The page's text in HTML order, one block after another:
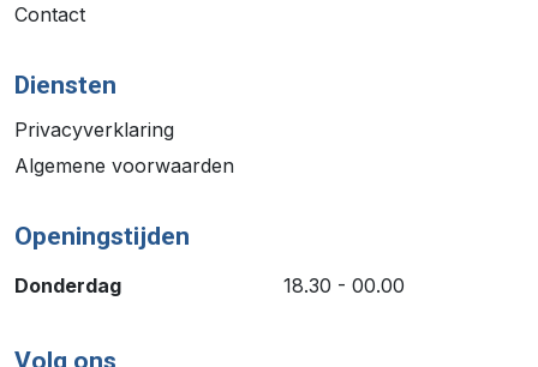
Contact
Diensten
Privacyverklaring
Algemene voorwaarden
Openingstijden
Donderdag 18.30 - 00.00
Volg ons